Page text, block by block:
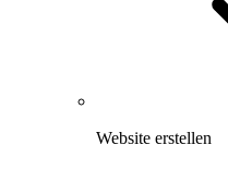
Website erstellen